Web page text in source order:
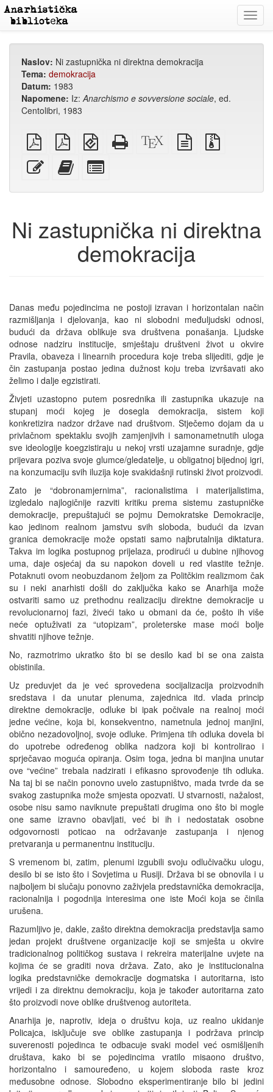
Naslov: Ni zastupnička ni direktna demokracija
Tema: demokracija
Datum: 1983
Napomene: Iz:Anarchismo e sovversione sociale, ed.
Centolibri, 1983
običan
PDF
A4
PDF
štampanje
EPUB
(za
mobilne
uređaje)
Potpuni
HTML
XeLaTex
izvor
izvor
Uredi
ovaj
Dodaj
ovaj
zbirci
za
Ni zastupnička ni direktna
demokracija
Danas među pojedincima ne postoji izravan i horizontalan način
razmišljanja i djelovanja, kao ni slobodni međuljudski odnosi,
budući da država oblikuje sva društvena ponašanja. Ljudske
odnose nadziru institucije, smještaju društveni život u okvire
Pravila, obaveza i linearnih procedura koje treba slijediti, gdje je
čin zastupanja postao jedina dužnost koju treba izvršavati ako
želimo i dalje egzistirati.
Živjeti uzastopno putem posrednika ili zastupnika ukazuje na
stupanj moći kojeg je dosegla demokracija, sistem koji
konkretizira nadzor države nad društvom. Stječemo dojam da u
privlačnom spektaklu svojih zamjenjivih i samonametnutih uloga
sve ideologije koegzistiraju u nekoj vrsti uzajamne suradnje, gdje
prijevara poziva svoje glumce/gledatelje, u obligatnoj bijednoj igri,
na konzumaciju svih iluzija koje svakidašnji rutinski život proizvodi.
Zato je “dobronamjernima”, racionalistima i materijalistima,
izgledalo najlogičnije razviti kritiku prema sistemu zastupničke
demokracije, prepuštajući se pojmu Demokratske Demokracije,
kao jedinom realnom jamstvu svih sloboda, budući da izvan
granica demokracije može opstati samo najbrutalnija diktatura.
Takva im logika postupnog prijelaza, prodirući u dubine njihovog
uma, daje osjećaj da su napokon doveli u red vlastite težnje.
Potaknuti ovom neobuzdanom željom za Politčkim realizmom čak
su i neki anarhisti došli do zaključka kako se Anarhija može
ostvariti samo uz prethodnu realizaciju direktne demokracije u
revolucionarnoj fazi, živeći tako u obmani da će, pošto ih više
neće optuživati za “utopizam”, proleterske mase moći bolje
shvatiti njihove težnje.
No, razmotrimo ukratko što bi se desilo kad bi se ona zaista
obistinila.
Uz preduvjet da je već sprovedena socijalizacija proizvodnih
sredstava i da unutar plenuma, zajednica itd. vlada princip
direktne demokracije, odluke bi ipak počivale na realnoj moći
jedne većine, koja bi, konsekventno, nametnula jednoj manjini,
obično nezadovoljnoj, svoje odluke. Primjena tih odluka dovela bi
do upotrebe određenog oblika nadzora koji bi kontrolirao i
sprječavao moguća opiranja. Osim toga, jedna bi manjina unutar
ove “većine” trebala nadzirati i efikasno sprovođenje tih odluka.
Na taj bi se način ponovno uvelo zastupništvo, mada tvrde da se
svakog zastupnika može smjesta opozvati. U stvarnosti, nažalost,
osobe nisu samo naviknute prepuštati drugima ono što bi mogle
one same izravno obavljati, već bi ih i nedostatak osobne
odgovornosti poticao na održavanje zastupanja i njenog
pretvaranja u permanentnu instituciju.
S vremenom bi, zatim, plenumi izgubili svoju odlučivačku ulogu,
desilo bi se isto što i Sovjetima u Rusiji. Država bi se obnovila i u
najboljem bi slučaju ponovno zaživjela predstavnička demokracija,
racionalnija i pogodnija interesima one iste Moći koja se činila
urušena.
Razumljivo je, dakle, zašto direktna demokracija predstavlja samo
jedan projekt društvene organizacije koji se smješta u okvire
tradicionalnog političkog sustava i rekreira materijalne uvjete na
kojima će se graditi nova država. Zato, ako je institucionalna
logika predstavničke demokracije dogmatska i autoritarna, isto
vrijedi i za direktnu demokraciju, koja je također autoritarna zato
što proizvodi nove oblike društvenog autoriteta.
Anarhija je, naprotiv, ideja o društvu koja, uz realno ukidanje
Policajca, isključuje sve oblike zastupanja i podržava princip
suverenosti pojedinca te odbacuje svaki model već osmišljenih
društava, kako bi se pojedincima vratilo misaono društvo,
horizontalno i samouređeno, u kojem sloboda raste kroz
međusobne odnose. Slobodno eksperimentiranje bilo bi jedini